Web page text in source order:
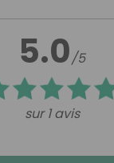
5.0/5
sur 1 avis